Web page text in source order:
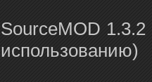
SourceMOD
использованию)